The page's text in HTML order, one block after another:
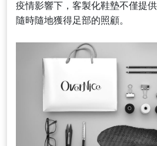
疫情影響下，客製化鞋墊不僅提
隨時隨地獲得足部的照顧。